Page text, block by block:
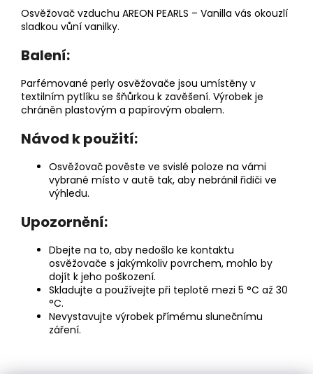
Osvěžovač vzduchu AREON PEARLS – Vanilla vás okouzlí
sladkou vůní vanilky.
Balení:
Parfémované perly osvěžovače jsou umístěny v
textilním pytlíku se šňůrkou k zavěšení. Výrobek je
chráněn plastovým a papírovým obalem.
Návod k použití:
Osvěžovač pověste ve svislé poloze na vámi
vybrané místo v autě tak, aby nebránil řidiči ve
výhledu.
Upozornění:
Dbejte na to, aby nedošlo ke kontaktu
osvěžovače s jakýmkoliv povrchem, mohlo by
dojít k jeho poškození.
Skladujte a používejte při teplotě mezi 5 °C až 30
°C.
Nevystavujte výrobek přímému slunečnímu
záření.